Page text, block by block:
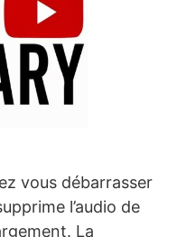
vous débarrasser
l’audio de
La